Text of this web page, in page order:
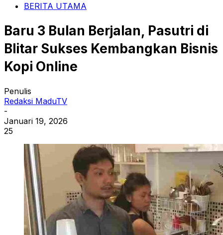
BERITA UTAMA
Baru 3 Bulan Berjalan, Pasutri di
Blitar Sukses Kembangkan Bisnis
Kopi Online
Penulis
Redaksi MaduTV
-
Januari 19, 2026
25